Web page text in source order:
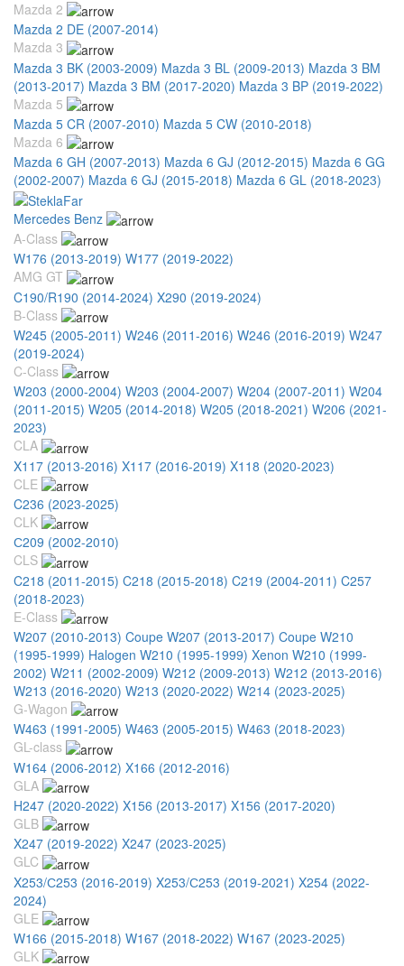
Mazda 2
Mazda 2 DE (2007-2014)
Mazda 3
Mazda 3 BK (2003-2009) Mazda 3 BL (2009-2013) Mazda 3 BM
(2013-2017) Mazda 3 BM (2017-2020) Mazda 3 BP (2019-2022)
Mazda 5
Mazda 5 CR (2007-2010) Mazda 5 CW (2010-2018)
Mazda 6
Mazda 6 GH (2007-2013) Mazda 6 GJ (2012-2015) Mazda 6 GG
(2002-2007) Mazda 6 GJ (2015-2018) Mazda 6 GL (2018-2023)
Mercedes Benz
A-Class
W176 (2013-2019) W177 (2019-2022)
AMG GT
C190/R190 (2014-2024) X290 (2019-2024)
B-Class
W245 (2005-2011) W246 (2011-2016) W246 (2016-2019) W247
(2019-2024)
C-Class
W203 (2000-2004) W203 (2004-2007) W204 (2007-2011) W204
(2011-2015) W205 (2014-2018) W205 (2018-2021) W206 (2021-
2023)
CLA
X117 (2013-2016) X117 (2016-2019) X118 (2020-2023)
CLE
C236 (2023-2025)
CLK
С209 (2002-2010)
CLS
C218 (2011-2015) C218 (2015-2018) C219 (2004-2011) C257
(2018-2023)
E-Class
W207 (2010-2013) Coupe W207 (2013-2017) Coupe W210
(1995-1999) Halogen W210 (1995-1999) Xenon W210 (1999-
2002) W211 (2002-2009) W212 (2009-2013) W212 (2013-2016)
W213 (2016-2020) W213 (2020-2022) W214 (2023-2025)
G-Wagon
W463 (1991-2005) W463 (2005-2015) W463 (2018-2023)
GL-class
W164 (2006-2012) X166 (2012-2016)
GLA
H247 (2020-2022) X156 (2013-2017) X156 (2017-2020)
GLB
X247 (2019-2022) X247 (2023-2025)
GLC
X253/С253 (2016-2019) X253/С253 (2019-2021) X254 (2022-
2024)
GLE
W166 (2015-2018) W167 (2018-2022) W167 (2023-2025)
GLK